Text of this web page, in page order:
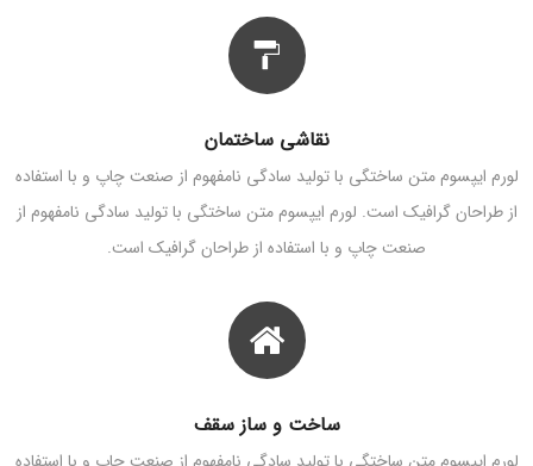
نقاشی ساختمان
لورم ایپسوم متن ساختگی با تولید سادگی نامفهوم از صنعت چاپ و با استفاده
از طراحان گرافیک است. لورم ایپسوم متن ساختگی با تولید سادگی نامفهوم از
صنعت چاپ و با استفاده از طراحان گرافیک است.
ساخت و ساز سقف